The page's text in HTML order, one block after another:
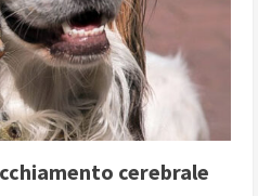
cerebrale